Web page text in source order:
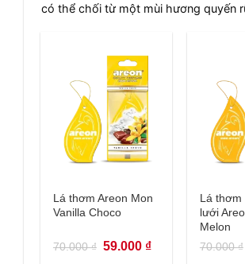
có thể chối từ một mùi hương quyến
Lá thơm Areon Mon
Vanilla Choco
70.000₫ Giá
gốc
59.000 ₫Giá
hiện
Lá
lưới
Melon
70.000₫